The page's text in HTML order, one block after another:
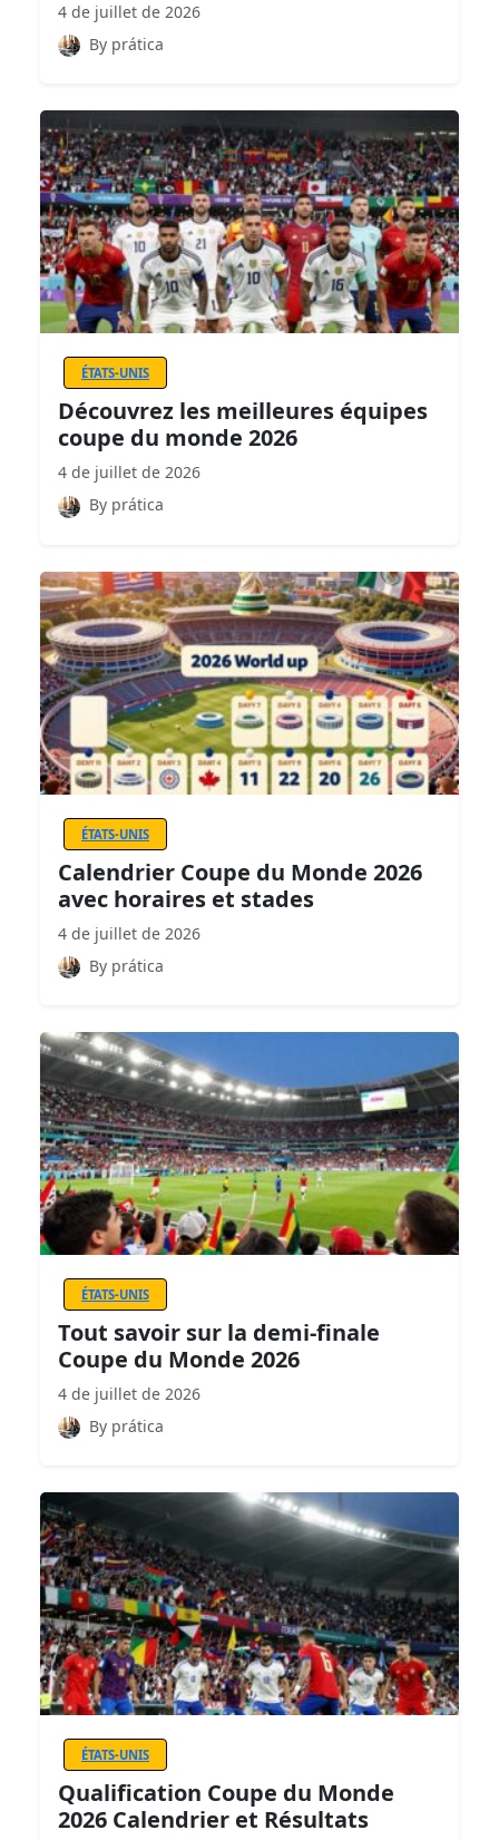
4 de juillet de 2026
By prática
ÉTATS-UNIS
Découvrez les meilleures équipes
coupe du monde 2026
4 de juillet de 2026
By prática
ÉTATS-UNIS
Calendrier Coupe du Monde 2026
avec horaires et stades
4 de juillet de 2026
By prática
ÉTATS-UNIS
Tout savoir sur la demi-finale
Coupe du Monde 2026
4 de juillet de 2026
By prática
ÉTATS-UNIS
Qualification Coupe du Monde
2026 Calendrier et Résultats